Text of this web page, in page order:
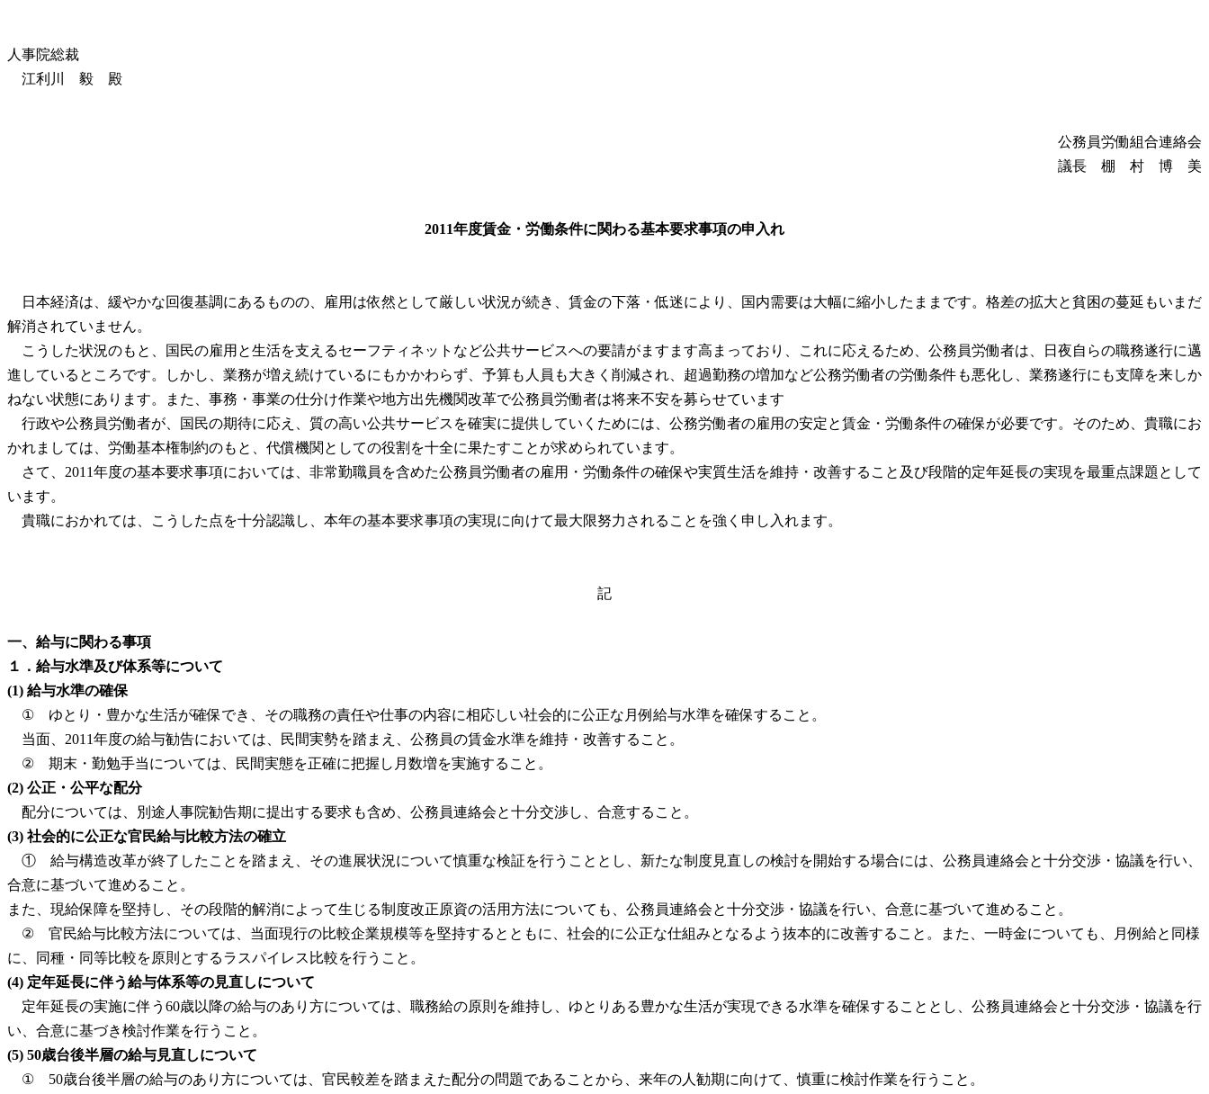
人事院総裁
江利川 毅 殿
公務員労働組合連絡会
議長 棚 村 博 美
2011年度賃金・労働条件に関わる基本要求事項の申入れ
日本経済は、緩やかな回復基調にあるものの、雇用は依然として厳しい状況が続き、賃金の下落・低迷により、国内需要は大幅に縮小したままです。格差の拡大と貧困の蔓延もいまだ
解消されていません。
こうした状況のもと、国民の雇用と生活を支えるセーフティネットなど公共サービスへの要請がますます高まっており、これに応えるため、公務員労働者は、日夜自らの職務遂行に邁
進しているところです。しかし、業務が増え続けているにもかかわらず、予算も人員も大きく削減され、超過勤務の増加など公務労働者の労働条件も悪化し、業務遂行にも支障を来しか
ねない状態にあります。また、事務・事業の仕分け作業や地方出先機関改革で公務員労働者は将来不安を募らせています
行政や公務員労働者が、国民の期待に応え、質の高い公共サービスを確実に提供していくためには、公務労働者の雇用の安定と賃金・労働条件の確保が必要です。そのため、貴職にお
かれましては、労働基本権制約のもと、代償機関としての役割を十全に果たすことが求められています。
さて、2011年度の基本要求事項においては、非常勤職員を含めた公務員労働者の雇用・労働条件の確保や実質生活を維持・改善すること及び段階的定年延長の実現を最重点課題として
います。
貴職におかれては、こうした点を十分認識し、本年の基本要求事項の実現に向けて最大限努力されることを強く申し入れます。
記
一、給与に関わる事項
１．給与水準及び体系等について
(1) 給与水準の確保
① ゆとり・豊かな生活が確保でき、その職務の責任や仕事の内容に相応しい社会的に公正な月例給与水準を確保すること。
当面、2011年度の給与勧告においては、民間実勢を踏まえ、公務員の賃金水準を維持・改善すること。
② 期末・勤勉手当については、民間実態を正確に把握し月数増を実施すること。
(2) 公正・公平な配分
配分については、別途人事院勧告期に提出する要求も含め、公務員連絡会と十分交渉し、合意すること。
(3) 社会的に公正な官民給与比較方法の確立
① 給与構造改革が終了したことを踏まえ、その進展状況について慎重な検証を行うこととし、新たな制度見直しの検討を開始する場合には、公務員連絡会と十分交渉・協議を行い、
合意に基づいて進めること。
また、現給保障を堅持し、その段階的解消によって生じる制度改正原資の活用方法についても、公務員連絡会と十分交渉・協議を行い、合意に基づいて進めること。
② 官民給与比較方法については、当面現行の比較企業規模等を堅持するとともに、社会的に公正な仕組みとなるよう抜本的に改善すること。また、一時金についても、月例給と同様
に、同種・同等比較を原則とするラスパイレス比較を行うこと。
(4) 定年延長に伴う給与体系等の見直しについて
定年延長の実施に伴う60歳以降の給与のあり方については、職務給の原則を維持し、ゆとりある豊かな生活が実現できる水準を確保することとし、公務員連絡会と十分交渉・協議を行
い、合意に基づき検討作業を行うこと。
(5) 50歳台後半層の給与見直しについて
① 50歳台後半層の給与のあり方については、官民較差を踏まえた配分の問題であることから、来年の人勧期に向けて、慎重に検討作業を行うこと。